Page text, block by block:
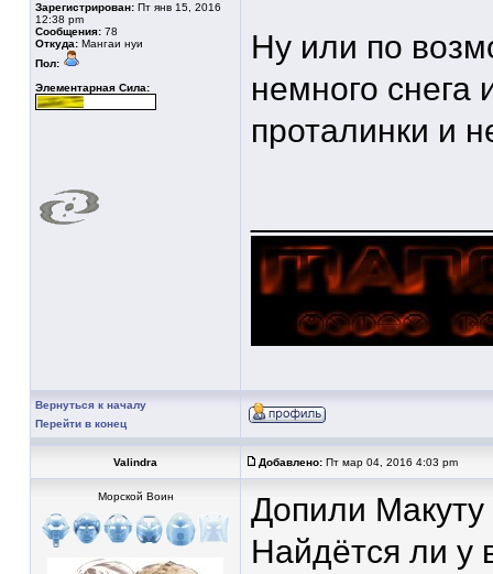
Зарегистрирован: Пт янв 15, 2016
12:38 pm
Сообщения: 78
Откуда: Мангаи нуи
Пол:
Элементарная Сила:
Ну или по
немного снега
проталинки и
Вернуться к началу
Перейти в конец
Valindra Добавлено: Пт мар 04, 2016 4:03 pm
Морской Воин
Допили Макуту
Найдётся ли у